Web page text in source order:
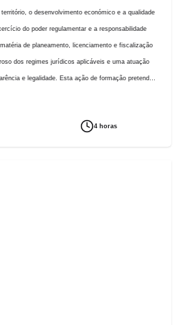
o desenvolvimento económico e a qualidade
do poder regulamentar e a responsabilidade
de planeamento, licenciamento e fiscalização
dos regimes jurídicos aplicáveis e uma atuação
e legalidade. Esta ação de formação pretende
4 horas